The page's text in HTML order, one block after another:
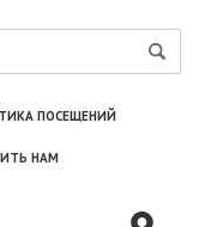
ПОСЕЩЕНИЙ
НАМ